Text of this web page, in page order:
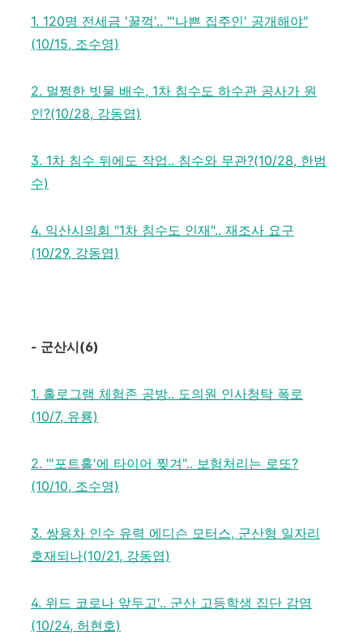
1. 120명 전세금 '꿀꺽'.. "'나쁜 집주인' 공개해야"
(10/15, 조수영)
2. 멀쩡한 빗물 배수, 1차 침수도 하수관 공사가 원
인?(10/28, 강동엽)
3. 1차 침수 뒤에도 작업.. 침수와 무관?(10/28, 한범
수)
4. 익산시의회 "1차 침수도 인재".. 재조사 요구
(10/29, 강동엽)
- 군산시(6)
1. 홀로그램 체험존 공방.. 도의원 인사청탁 폭로
(10/7, 유룡)
2. "'포트홀'에 타이어 찢겨".. 보험처리는 로또?
(10/10, 조수영)
3. 쌍용차 인수 유력 에디슨 모터스, 군산형 일자리
호재되나(10/21, 강동엽)
4. 위드 코로나 앞두고'.. 군산 고등학생 집단 감염
(10/24, 허현호)